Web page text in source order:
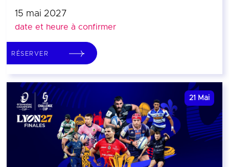
15 mai 2027
date et heure à confirmer
RÉSERVER
21 Mai